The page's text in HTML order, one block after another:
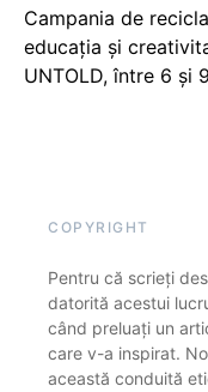
Campania de
educația și
UNTOLD, între 6 și
COPYRIGHT
Pentru că scrieți
datorită acestui
când preluați un
care v-a inspirat.
această conduită